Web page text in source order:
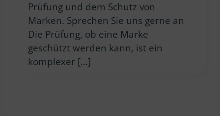
Prüfung und dem Schutz von
Marken. Sprechen Sie uns gerne an
Die Prüfung, ob eine Marke
geschützt werden kann, ist ein
komplexer […]